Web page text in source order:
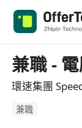
兼職 -
環速集團
兼職